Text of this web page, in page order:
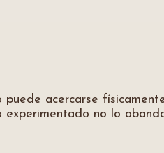
acercarse
no lo